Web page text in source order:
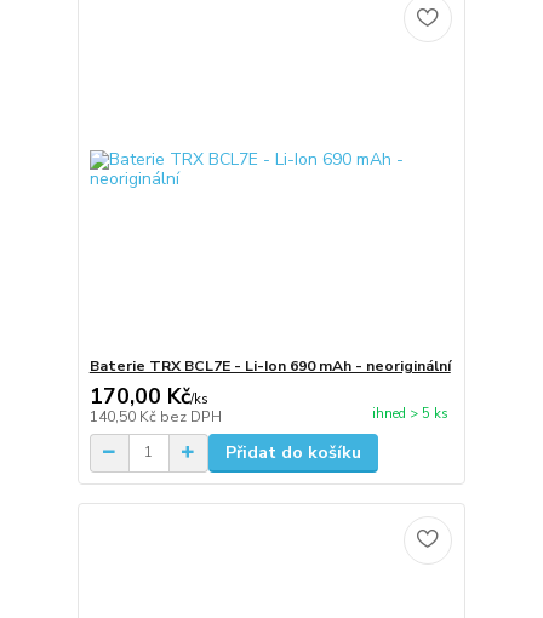
Baterie TRX BCL7E - Li-Ion 690 mAh - neoriginální
170,00 Kč/ks
140,50 Kč bez DPH ihned > 5 ks
Přidat do košíku